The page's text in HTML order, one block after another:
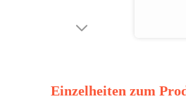
Einzelheiten zum